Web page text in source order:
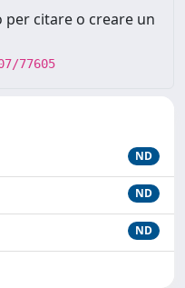
citare o creare un
77605
ND
ND
ND